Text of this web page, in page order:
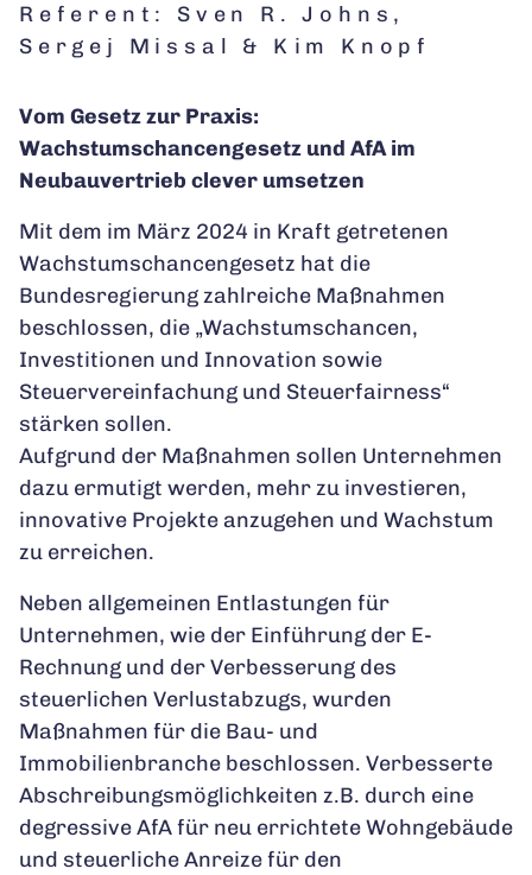
Referent: Sven R. Johns,
Sergej Missal & Kim Knopf
Vom Gesetz zur Praxis:
Wachstumschancengesetz und AfA im
Neubauvertrieb clever umsetzen
Mit dem im März 2024 in Kraft getretenen
Wachstumschancengesetz hat die
Bundesregierung zahlreiche Maßnahmen
beschlossen, die „Wachstumschancen,
Investitionen und Innovation sowie
Steuervereinfachung und Steuerfairness“
stärken sollen.
Aufgrund der Maßnahmen sollen Unternehmen
dazu ermutigt werden, mehr zu investieren,
innovative Projekte anzugehen und Wachstum
zu erreichen.
Neben allgemeinen Entlastungen für
Unternehmen, wie der Einführung der E-
Rechnung und der Verbesserung des
steuerlichen Verlustabzugs, wurden
Maßnahmen für die Bau- und
Immobilienbranche beschlossen. Verbesserte
Abschreibungsmöglichkeiten z.B. durch eine
degressive AfA für neu errichtete Wohngebäude
und steuerliche Anreize für den